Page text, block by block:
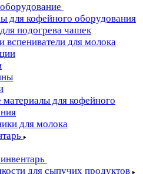
для кофейного оборудования
подогрева чашек
вспениватели для молока
материалы для кофейного
для молока
для сыпучих продуктов